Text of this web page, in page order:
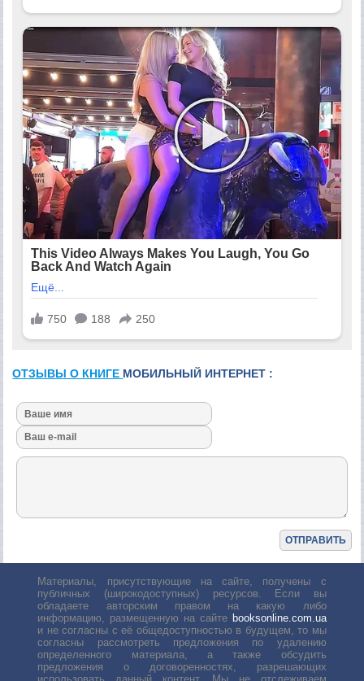
ОТЗЫВЫ О КНИГЕ МОБИЛЬНЫЙ ИНТЕРНЕТ :
Материалы, присутствующие на сайте, получены с
публичных (широкодоступных) ресурсов. Если вы
обладаете авторским правом на какую либо
информацию, размещенную на сайте booksonline.com.ua
и не согласны с её общедоступностью в будущем, то мы
согласны рассмотреть предложения по удалению
определенного материала, а также обсудить
предложения о договоренностях, разрешающих
использовать данный контент. Мы не отслеживаем